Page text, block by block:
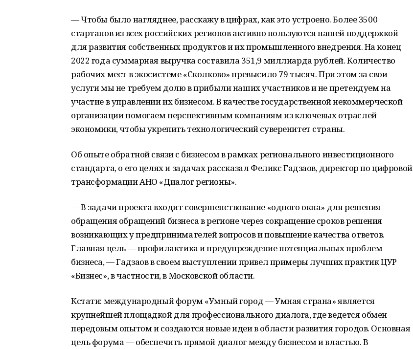
— Чтобы было нагляднее, расскажу в цифрах, как это устроено. Более 3500
стартапов из всех российских регионов активно пользуются нашей поддержкой
для развития собственных продуктов и их промышленного внедрения. На конец
2022 года суммарная выручка составила 351,9 миллиарда рублей. Количество
рабочих мест в экосистеме «Сколково» превысило 79 тысяч. При этом за свои
услуги мы не требуем долю в прибыли наших участников и не претендуем на
участие в управлении их бизнесом. В качестве государственной некоммерческой
организации помогаем перспективным компаниям из ключевых отраслей
экономики, чтобы укрепить технологический суверенитет страны.
Об опыте обратной связи с бизнесом в рамках регионального инвестиционного
стандарта, о его целях и задачах рассказал Феликс Гадзаов, директор по цифровой
трансформации АНО «Диалог регионы».
— В задачи проекта входит совершенствование «одного окна» для решения
обращения обращений бизнеса в регионе через сокращение сроков решения
возникающих у предпринимателей вопросов и повышение качества ответов.
Главная цель — профилактика и предупреждение потенциальных проблем
бизнеса, — Гадзаов в своем выступлении привел примеры лучших практик ЦУР
«Бизнес», в частности, в Московской области.
Кстати: международный форум «Умный город — Умная страна» является
крупнейшей площадкой для профессионального диалога, где ведется обмен
передовым опытом и создаются новые идеи в области развития городов. Основная
цель форума — обеспечить прямой диалог между бизнесом и властью. В